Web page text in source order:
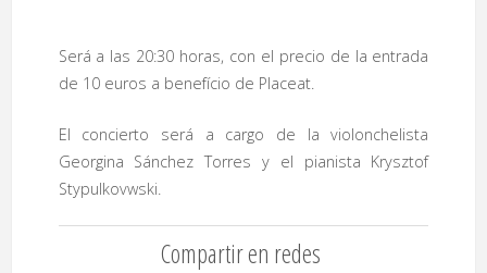
Será a las 20:30 horas, con el precio de la entrada
de 10 euros a benefício de Placeat.
El concierto será a cargo de la violonchelista
Georgina Sánchez Torres y el pianista Krysztof
Stypulkovwski.
Compartir en redes